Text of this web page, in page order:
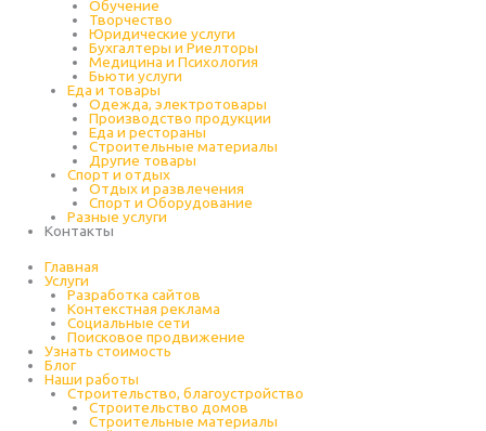
Обучение
Творчество
Юридические услуги
Бухгалтеры и Риелторы
Медицина и Психология
Бьюти услуги
Еда и товары
Одежда, электротовары
Производство продукции
Еда и рестораны
Строительные материалы
Другие товары
Спорт и отдых
Отдых и развлечения
Спорт и Оборудование
Разные услуги
Контакты
Главная
Услуги
Разработка сайтов
Контекстная реклама
Социальные сети
Поисковое продвижение
Узнать стоимость
Блог
Наши работы
Строительство, благоустройство
Строительство домов
Строительные материалы